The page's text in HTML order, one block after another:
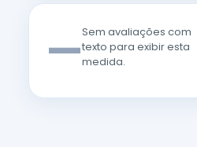
—Sem avaliações com
texto para exibir esta
medida.